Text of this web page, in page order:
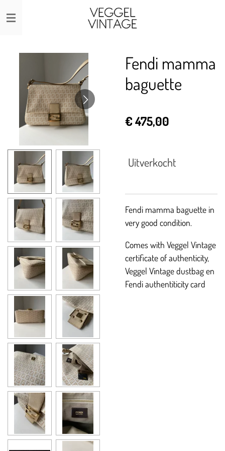
Ga
direct
Fendi mamma
baguette
€ 475,00
Uitverkocht
Fendi mamma baguette in
very good condition.
Comes with Veggel Vintage
certificate of authenticity,
Veggel Vintage dustbag en
Fendi authentiticity card